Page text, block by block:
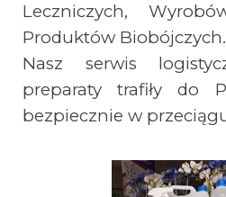
Leczniczych,
Produktów Biobójczych.
Nasz serwis
preparaty trafiły do
bezpiecznie w